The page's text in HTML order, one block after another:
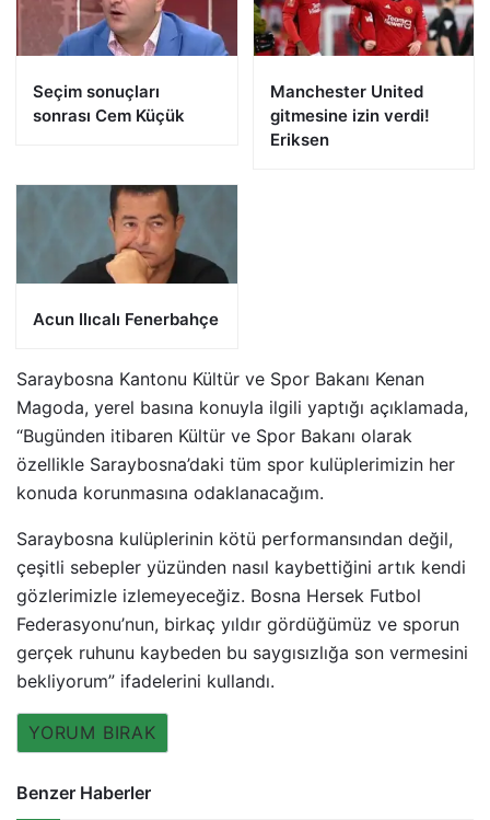
Seçim sonuçları
sonrası Cem Küçük
Manchester United
gitmesine izin verdi!
Eriksen
Acun Ilıcalı Fenerbahçe
Saraybosna Kantonu Kültür ve Spor Bakanı Kenan
Magoda, yerel basına konuyla ilgili yaptığı açıklamada,
“Bugünden itibaren Kültür ve Spor Bakanı olarak
özellikle Saraybosna’daki tüm spor kulüplerimizin her
konuda korunmasına odaklanacağım.
Saraybosna kulüplerinin kötü performansından değil,
çeşitli sebepler yüzünden nasıl kaybettiğini artık kendi
gözlerimizle izlemeyeceğiz. Bosna Hersek Futbol
Federasyonu’nun, birkaç yıldır gördüğümüz ve sporun
gerçek ruhunu kaybeden bu saygısızlığa son vermesini
bekliyorum” ifadelerini kullandı.
YORUM BIRAK
Benzer Haberler